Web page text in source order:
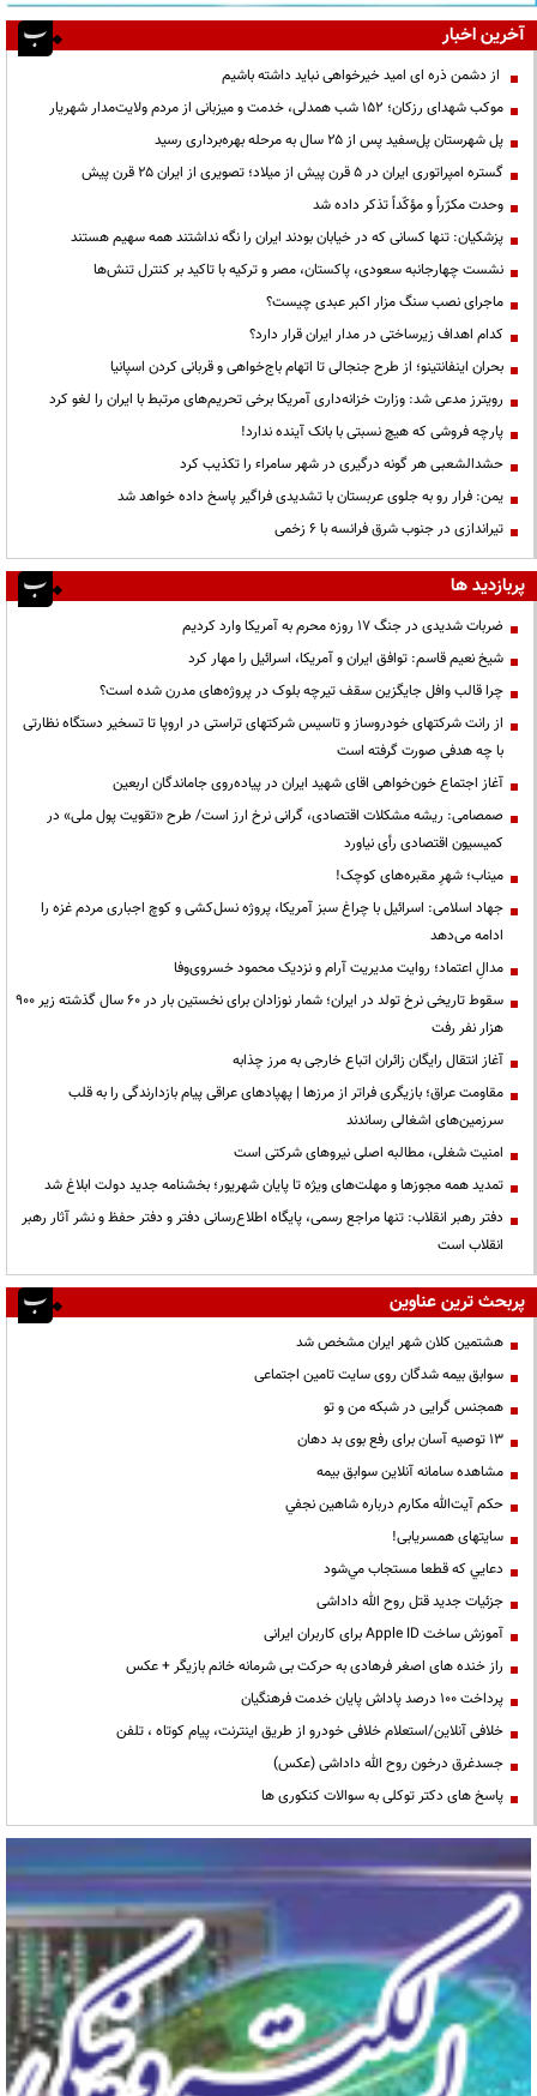
آخرین اخبار
از دشمن ذره ای امید خیرخواهی نباید داشته باشیم
موکب شهدای رزکان؛ ۱۵۲ شب همدلی، خدمت و میزبانی از مردم ولایت‌مدار شهریار
پل شهرستان پل‌سفید پس از ۲۵ سال به مرحله بهره‌برداری رسید
گستره امپراتوری ایران در ۵ قرن پیش از میلاد؛ تصویری از ایران ۲۵ قرن پیش
وحدت مکرّراً و مؤکّداً تذکر داده شد
پزشکیان: تنها کسانی که در خیابان بودند ایران را نگه نداشتند همه سهیم هستند
نشست چهارجانبه سعودی، پاکستان، مصر و ترکیه با تاکید بر کنترل تنش‌ها
ماجرای نصب سنگ مزار اکبر عبدی چیست؟
کدام اهداف زیرساختی در مدار ایران قرار دارد؟
بحران اینفانتینو؛ از طرح جنجالی تا اتهام باج‌خواهی و قربانی کردن اسپانیا
رویترز مدعی شد: وزارت خزانه‌داری آمریکا برخی تحریم‌های مرتبط با ایران را لغو کرد
پارچه فروشی که هیچ نسبتی با بانک آینده ندارد!
حشدالشعبی هر گونه درگیری در شهر سامراء را تکذیب کرد
یمن: فرار رو به جلوی عربستان با تشدیدی فراگیر پاسخ داده خواهد شد
تیراندازی در جنوب شرق فرانسه با ۶ زخمی
پربازدید ها
ضربات شدیدی در جنگ ۱۷ روزه محرم به آمریکا وارد کردیم
شیخ نعیم قاسم: توافق ایران و آمریکا، اسرائیل را مهار کرد
چرا قالب وافل جایگزین سقف تیرچه بلوک در پروژه‌های مدرن شده است؟
از رانت‌ شرکتهای خودروساز و تاسیس شرکتهای تراستی در اروپا تا تسخیر دستگاه نظارتی
با چه هدفی صورت گرفته است
آغاز اجتماع خون‌خواهی اقای شهید ایران در پیاده‌روی جاماندگان اربعین
صمصامی: ریشه مشکلات اقتصادی، گرانی نرخ ارز است/ طرح «تقویت پول ملی» در
کمیسیون اقتصادی رأی نیاورد
میناب؛ شهرِ مقبره‌های کوچک!
جهاد اسلامی: اسرائیل با چراغ سبز آمریکا، پروژه نسل‌کشی و کوچ اجباری مردم غزه را
ادامه می‌دهد
مدالِ اعتماد؛ روایت مدیریت آرام و نزدیک محمود خسروی‌وفا
سقوط تاریخی نرخ تولد در ایران؛ شمار نوزادان برای نخستین بار در ۶۰ سال گذشته زیر ۹۰۰
هزار نفر رفت
آغاز انتقال رایگان زائران اتباع خارجی به مرز چذابه
مقاومت عراق؛ بازیگری فراتر از مرزها | پهپادهای عراقی پیام بازدارندگی را به قلب
سرزمین‌های اشغالی رساندند
‌امنیت شغلی، مطالبه اصلی نیروهای شرکتی است
تمدید همه مجوزها و مهلت‌های ویژه تا پایان شهریور؛ بخشنامه جدید دولت ابلاغ شد
دفتر رهبر انقلاب: تنها مراجع رسمی، پایگاه اطلاع‌رسانی دفتر و دفتر حفظ و نشر آثار رهبر
انقلاب است
پربحث ترین عناوین
هشتمین کلان شهر ایران مشخص شد
سوابق بیمه شدگان روی سایت تامین اجتماعی
همجنس گرایی در شبکه من و تو
13 توصیه آسان برای رفع بوی بد دهان
مشاهده سامانه آنلاين سوابق بیمه
حكم آيت‌الله مكارم درباره شاهين نجفي
سایتهای همسریابی!
دعايي كه قطعا مستجاب مي‌شود
جزئیات جدید قتل روح الله داداشی
آموزش ساخت Apple ID برای کاربران ایرانی
راز خنده های اصغر فرهادی به حرکت بی شرمانه خانم بازیگر + عکس
پرداخت ۱۰۰ درصد پاداش پایان خدمت فرهنگیان
خلافی آنلاین/استعلام خلافی خودرو از طریق اینترنت، پیام کوتاه ، تلفن
جسدغرق درخون روح الله داداشی (عکس)
پاسخ های دکتر توکلی به سوالات کنکوری ها